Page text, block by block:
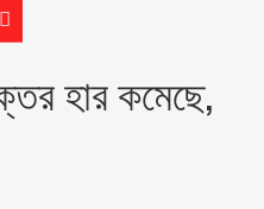
হার কমেছে,